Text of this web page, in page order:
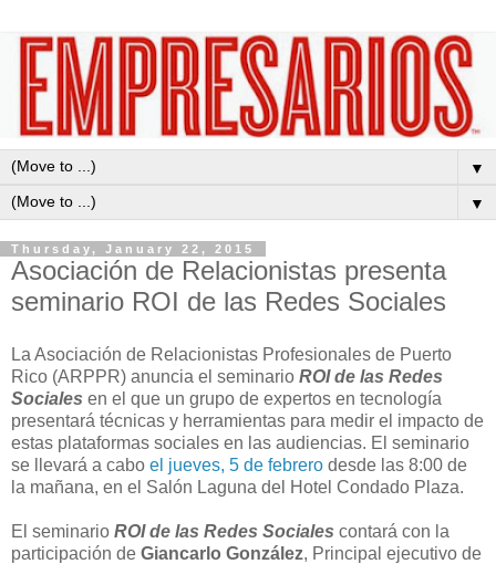
▼
▼
Thursday, January 22, 2015
Asociación de Relacionistas presenta
seminario ROI de las Redes Sociales
La Asociación de Relacionistas Profesionales de Puerto
Rico (ARPPR) anuncia el seminario ROI de las Redes
Sociales en el que un grupo de expertos en tecnología
presentará técnicas y herramientas para medir el impacto de
estas plataformas sociales en las audiencias. El seminario
se llevará a cabo el jueves, 5 de febrero desde las 8:00 de
la mañana, en el Salón Laguna del Hotel Condado Plaza.
El seminario ROI de las Redes Sociales contará con la
participación de Giancarlo González, Principal ejecutivo de